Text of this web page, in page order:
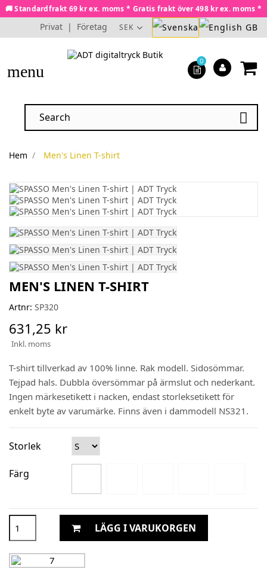
🚚 Standardfrakt 69 kr ex. moms * Gratis frakt över 498 kr ex. moms *
Privat | Företag SEK
menu

0
Hem Men's Linen T-shirt
MEN'S LINEN T-SHIRT
Artnr: SP320
631,25 kr
Inkl. moms
T-shirt tillverkad av 100% linne. Rak modell. Sidosömmar.
Tejpad hals. Dubbla översömmar på ärmslut och nederkant.
Ingen märkesetikett i nacken, endast storleksetikett för
enkelt byte av varumärke. Finns även i dammodell NS321.
Storlek
Färg
LÄGG I VARUKORGEN